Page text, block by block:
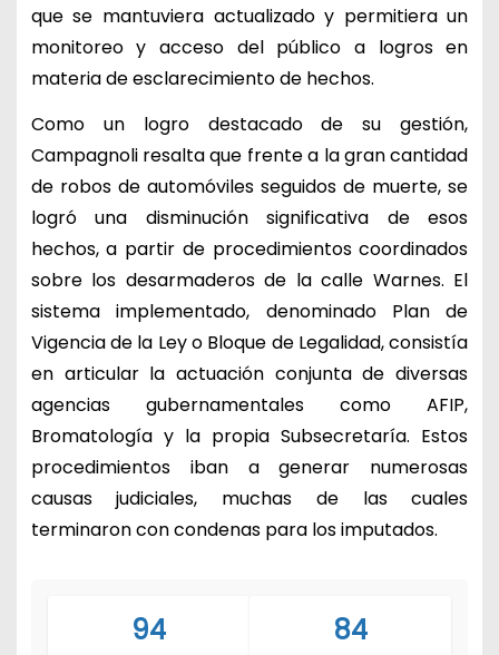
que se mantuviera actualizado y permitiera un
monitoreo y acceso del público a logros en
materia de esclarecimiento de hechos.
Como un logro destacado de su gestión,
Campagnoli resalta que frente a la gran cantidad
de robos de automóviles seguidos de muerte, se
logró una disminución significativa de esos
hechos, a partir de procedimientos coordinados
sobre los desarmaderos de la calle Warnes. El
sistema implementado, denominado Plan de
Vigencia de la Ley o Bloque de Legalidad, consistía
en articular la actuación conjunta de diversas
agencias gubernamentales como AFIP,
Bromatología y la propia Subsecretaría. Estos
procedimientos iban a generar numerosas
causas judiciales, muchas de las cuales
terminaron con condenas para los imputados.
94 84